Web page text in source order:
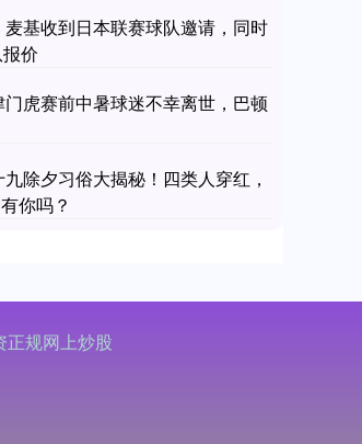
基收到日本联赛球队邀请，同时
价
虎赛前中暑球迷不幸离世，巴顿
除夕习俗大揭秘！四类人穿红，
你吗？
正规网上炒股